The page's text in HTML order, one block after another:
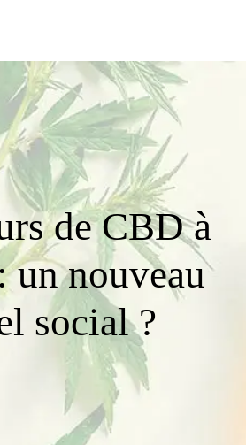
de CBD à
un nouveau
social ?